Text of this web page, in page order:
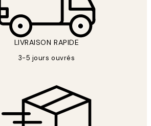
LIVRAISON RAPIDE
3-5 jours ouvrés